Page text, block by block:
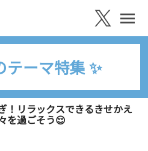
テーマ特集 ✨
！リラックスできるきせかえ
を過ごそう😌